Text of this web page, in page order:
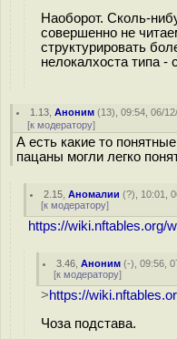
Наоборот. Сколь-
совершенно не
структурировать
нелокалхоста типа -
1.13 ,Аноним (13), 09:54, 06/
[к модератору]
А есть какие то
пацаны могли легко
2.15 ,Аномалии (?), 10:01,
[к модератору]
https://wiki.nftables.org/
3.46 ,Аноним (-), 09:56,
[к модератору]
>https://
Чоза подстава.